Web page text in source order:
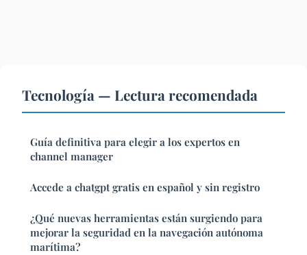
Tecnología — Lectura recomendada
Guía definitiva para elegir a los expertos en
channel manager
Accede a chatgpt gratis en español y sin registro
¿Qué nuevas herramientas están surgiendo para
mejorar la seguridad en la navegación autónoma
marítima?